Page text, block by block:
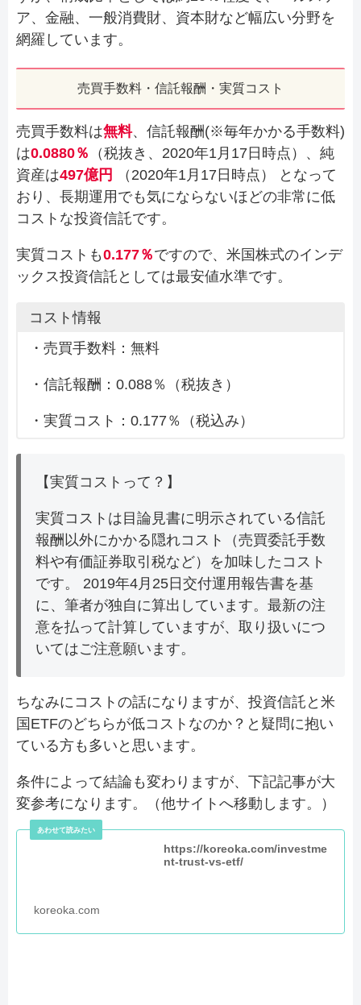
ア、金融、一般消費財、資本財など幅広い分野を
網羅しています。
売買手数料・信託報酬・実質コスト
売買手数料は無料、信託報酬(※毎年かかる手数料)
は0.0880％ （税抜き、2020年1月17日時点）、純
資産は497億円
（2020年1月17日時点） となって
おり、長期運用でも気にならないほどの非常に低
コストな投資信託です。
実質コストも0.177％ですので、米国株式のインデ
ックス投資信託としては最安値水準です。
コスト情報
・売買手数料：無料
・信託報酬：0.088％（税抜き）
・実質コスト：0.177％（税込み）
【実質コストって？】
実質コストは目論見書に明示されている信託
報酬以外にかかる隠れコスト（売買委託手数
料や有価証券取引税など）を加味したコスト
です。 2019年4月25日交付運用報告書を基
に、筆者が独自に算出しています。最新の注
意を払って計算していますが、取り扱いにつ
いてはご注意願います。
ちなみにコストの話になりますが、投資信託と米
国ETFのどちらが低コストなのか？と疑問に抱い
ている方も多いと思います。
条件によって結論も変わりますが、下記記事が大
変参考になります。（他サイトへ移動します。）
https://koreoka.com/investme
nt-trust-vs-etf/
koreoka.com